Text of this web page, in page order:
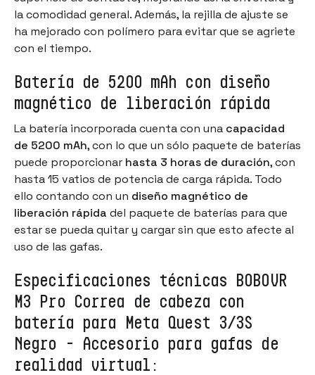
la comodidad general. Además, la rejilla de ajuste se
ha mejorado con polímero para evitar que se agriete
con el tiempo.
Batería de 5200 mAh con diseño
magnético de liberación rápida
La batería incorporada cuenta con una capacidad
de 5200 mAh, con lo que un sólo paquete de baterías
puede proporcionar hasta 3 horas de duración, con
hasta 15 vatios de potencia de carga rápida. Todo
ello contando con un diseño magnético de
liberación rápida del paquete de baterías para que
estar se pueda quitar y cargar sin que esto afecte al
uso de las gafas.
Especificaciones técnicas BOBOVR
M3 Pro Correa de cabeza con
batería para Meta Quest 3/3S
Negro - Accesorio para gafas de
realidad virtual: